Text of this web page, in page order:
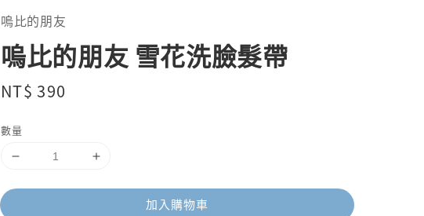
嗚比的朋友
嗚比的朋友 雪花洗臉髮帶
Regular
NT$ 390
數量
加入購物車